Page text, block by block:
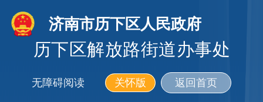
济南市历下区人民政府
历下区解放路街道办事处
无障碍阅读 关怀版 返回首页